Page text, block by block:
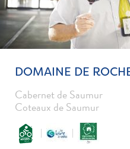
DOMAINE DE
Cabernet de Saumur
Coteaux de Saumur